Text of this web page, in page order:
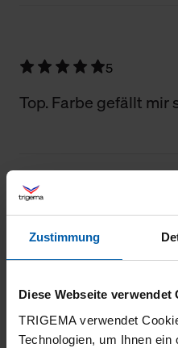
Zustimmung
Diese Webseite verwendet
TRIGEMA verwendet
Technologien, um Ihnen ein
5
Top. Farbe gefällt mir
5
Sehr gute Qualität.